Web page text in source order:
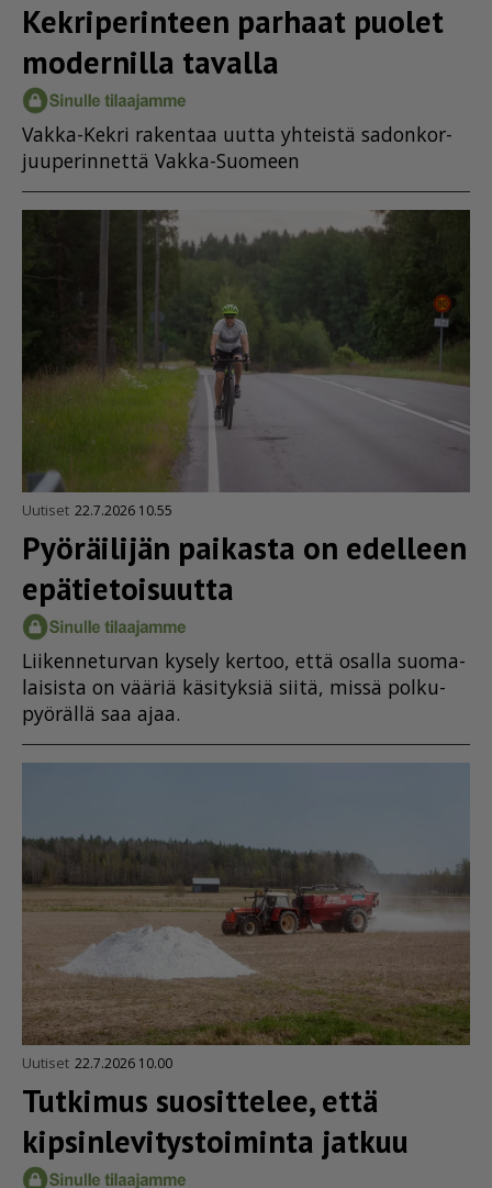
Kekriperinteen parhaat puolet
modernilla tavalla
Vak­ka-Kek­ri ra­ken­taa uut­ta yh­teis­tä sa­don­kor­
juu­pe­rin­net­tä Vak­ka-Suo­meen
Uutiset 22.7.2026 10.55
Pyöräilijän paikasta on edelleen
epätie­toi­suutta
Lii­ken­ne­tur­van ky­se­ly ker­too, et­tä osal­la suo­ma­
lai­sis­ta on vää­riä kä­si­tyk­siä sii­tä, mis­sä pol­ku­
pyö­räl­lä saa ajaa.
Uutiset 22.7.2026 10.00
Tutkimus suosittelee, että
kipsin­le­vi­tys­toi­minta jatkuu